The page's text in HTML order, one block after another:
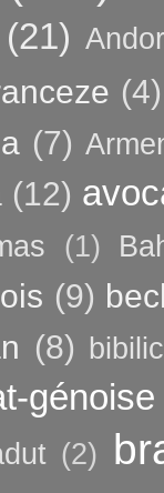
(21)
(4)
(7)
(12)
(1)
(9)
(8)
génoise
(2)